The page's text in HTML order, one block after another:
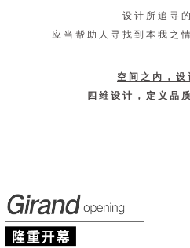
设计所追寻
应当帮助人寻找到本我之
空间之内，设
四维设计，定义品